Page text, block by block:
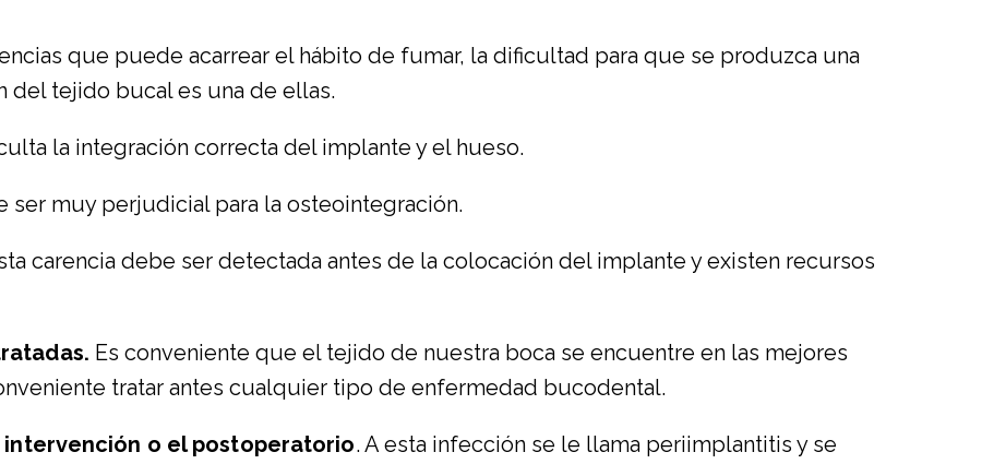
que puede acarrear el hábito de fumar, la dificultad para que se produzca una
del tejido bucal es una de ellas.
la integración correcta del implante y el hueso.
ser muy perjudicial para la osteointegración.
carencia debe ser detectada antes de la colocación del implante y existen recursos
Es conveniente que el tejido de nuestra boca se encuentre en las mejores
tratar antes cualquier tipo de enfermedad bucodental.
o el postoperatorio. A esta infección se le llama periimplantitis y se